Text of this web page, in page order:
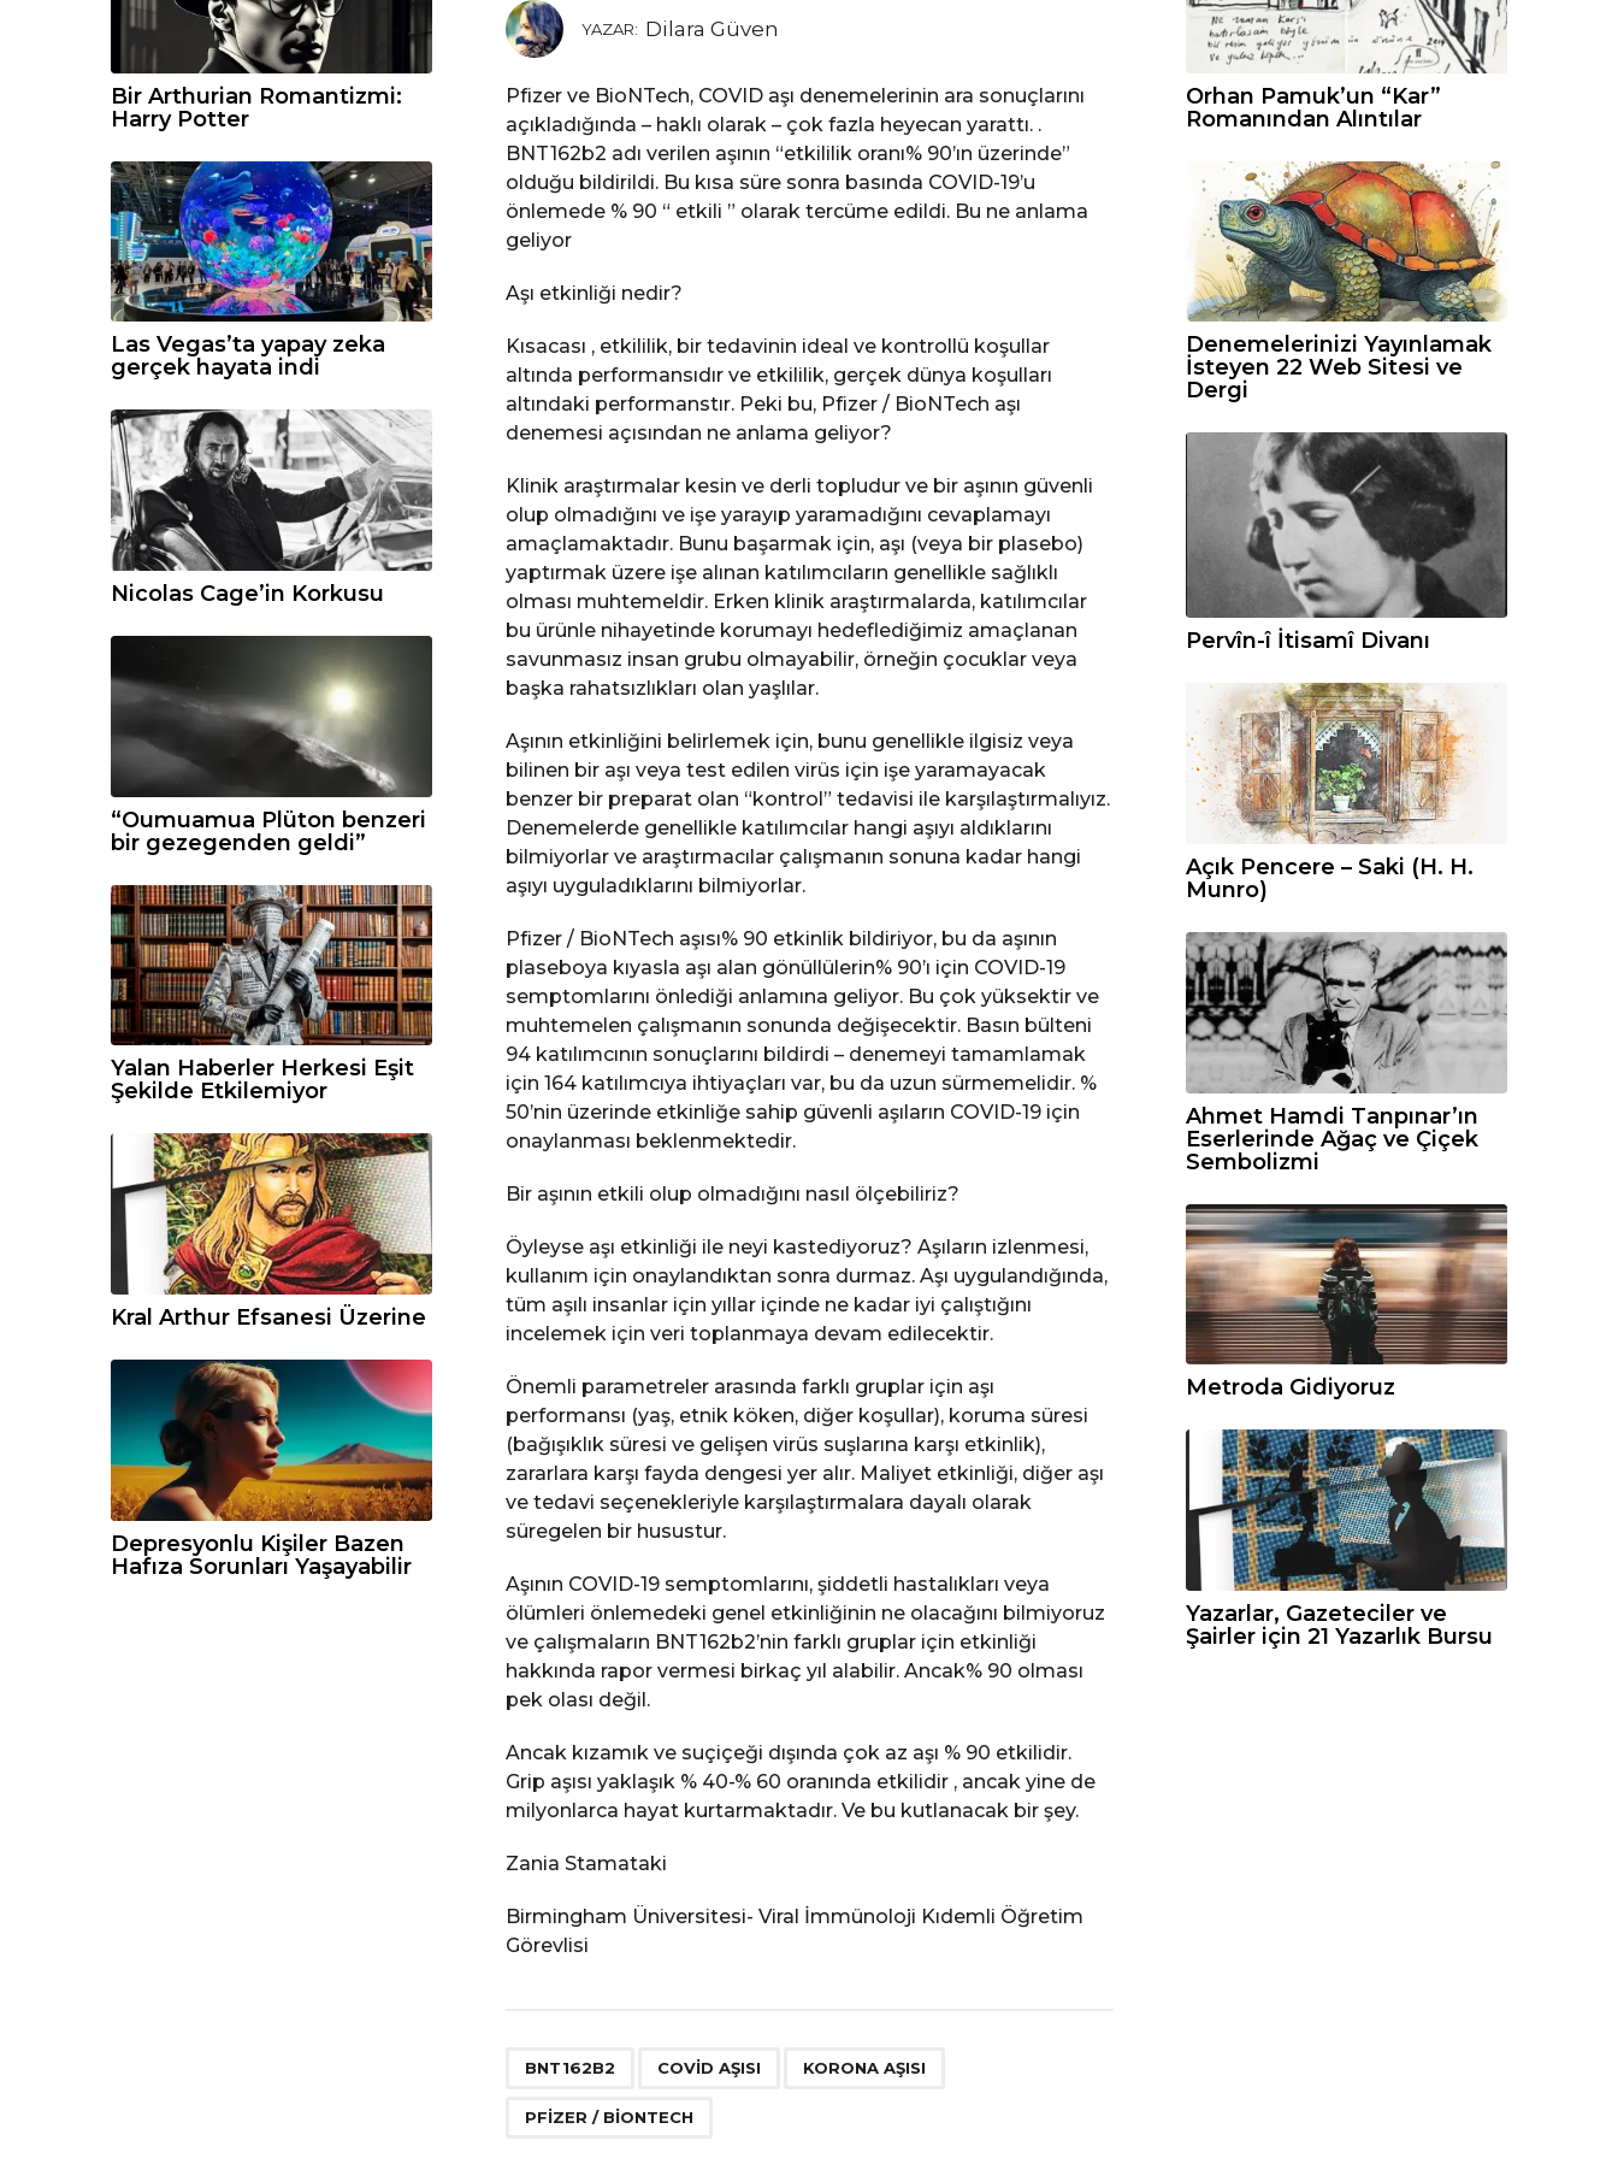
YAZAR: Dilara Güven
Pfizer ve BioNTech, COVID aşı denemelerinin ara sonuçlarını
açıkladığında – haklı olarak – çok fazla heyecan yarattı. .
BNT162b2 adı verilen aşının “etkililik oranı% 90’ın üzerinde”
olduğu bildirildi. Bu kısa süre sonra basında COVID-19’u
önlemede % 90 “ etkili ” olarak tercüme edildi. Bu ne anlama
geliyor
Aşı etkinliği nedir?
Kısacası , etkililik, bir tedavinin ideal ve kontrollü koşullar
altında performansıdır ve etkililik, gerçek dünya koşulları
altındaki performanstır. Peki bu, Pfizer / BioNTech aşı
denemesi açısından ne anlama geliyor?
Klinik araştırmalar kesin ve derli topludur ve bir aşının güvenli
olup olmadığını ve işe yarayıp yaramadığını cevaplamayı
amaçlamaktadır. Bunu başarmak için, aşı (veya bir plasebo)
yaptırmak üzere işe alınan katılımcıların genellikle sağlıklı
olması muhtemeldir. Erken klinik araştırmalarda, katılımcılar
bu ürünle nihayetinde korumayı hedeflediğimiz amaçlanan
savunmasız insan grubu olmayabilir, örneğin çocuklar veya
başka rahatsızlıkları olan yaşlılar.
Aşının etkinliğini belirlemek için, bunu genellikle ilgisiz veya
bilinen bir aşı veya test edilen virüs için işe yaramayacak
benzer bir preparat olan “kontrol” tedavisi ile karşılaştırmalıyız.
Denemelerde genellikle katılımcılar hangi aşıyı aldıklarını
bilmiyorlar ve araştırmacılar çalışmanın sonuna kadar hangi
aşıyı uyguladıklarını bilmiyorlar.
Pfizer / BioNTech aşısı% 90 etkinlik bildiriyor, bu da aşının
plaseboya kıyasla aşı alan gönüllülerin% 90’ı için COVID-19
semptomlarını önlediği anlamına geliyor. Bu çok yüksektir ve
muhtemelen çalışmanın sonunda değişecektir. Basın bülteni
94 katılımcının sonuçlarını bildirdi – denemeyi tamamlamak
için 164 katılımcıya ihtiyaçları var, bu da uzun sürmemelidir. %
50’nin üzerinde etkinliğe sahip güvenli aşıların COVID-19 için
onaylanması beklenmektedir.
Bir aşının etkili olup olmadığını nasıl ölçebiliriz?
Öyleyse aşı etkinliği ile neyi kastediyoruz? Aşıların izlenmesi,
kullanım için onaylandıktan sonra durmaz. Aşı uygulandığında,
tüm aşılı insanlar için yıllar içinde ne kadar iyi çalıştığını
incelemek için veri toplanmaya devam edilecektir.
Önemli parametreler arasında farklı gruplar için aşı
performansı (yaş, etnik köken, diğer koşullar), koruma süresi
(bağışıklık süresi ve gelişen virüs suşlarına karşı etkinlik),
zararlara karşı fayda dengesi yer alır. Maliyet etkinliği, diğer aşı
ve tedavi seçenekleriyle karşılaştırmalara dayalı olarak
süregelen bir husustur.
Aşının COVID-19 semptomlarını, şiddetli hastalıkları veya
ölümleri önlemedeki genel etkinliğinin ne olacağını bilmiyoruz
ve çalışmaların BNT162b2’nin farklı gruplar için etkinliği
hakkında rapor vermesi birkaç yıl alabilir. Ancak% 90 olması
pek olası değil.
Ancak kızamık ve suçiçeği dışında çok az aşı % 90 etkilidir.
Grip aşısı yaklaşık % 40-% 60 oranında etkilidir , ancak yine de
milyonlarca hayat kurtarmaktadır. Ve bu kutlanacak bir şey.
Zania Stamataki
Birmingham Üniversitesi- Viral İmmünoloji Kıdemli Öğretim
Görevlisi
BNT162B2 COVID AŞISI KORONA AŞISI
PFIZER / BIONTECH
Bir Arthurian Romantizmi:
Harry Potter
Las Vegas’ta yapay zeka
gerçek hayata indi
Nicolas Cage’in Korkusu
“Oumuamua Plüton benzeri
bir gezegenden geldi”
Yalan Haberler Herkesi Eşit
Şekilde Etkilemiyor
Kral Arthur Efsanesi Üzerine
Depresyonlu Kişiler Bazen
Hafıza Sorunları Yaşayabilir
Orhan Pamuk’un “Kar”
Romanından Alıntılar
Denemelerinizi Yayınlamak
İsteyen 22 Web Sitesi ve
Dergi
Pervîn-î İtisamî Divanı
Açık Pencere – Saki (H. H.
Munro)
Ahmet Hamdi Tanpınar’ın
Eserlerinde Ağaç ve Çiçek
Sembolizmi
Metroda Gidiyoruz
Yazarlar, Gazeteciler ve
Şairler için 21 Yazarlık Bursu